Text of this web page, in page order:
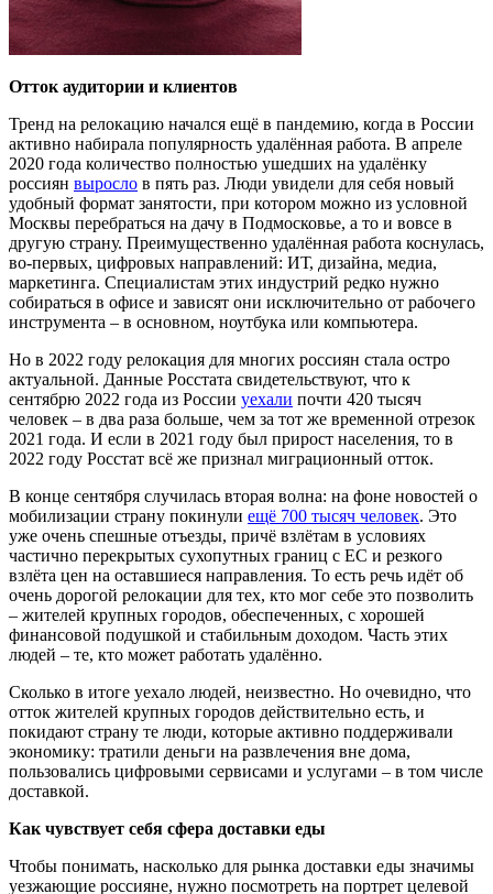
Отток аудитории и клиентов
Тренд на релокацию начался ещё в пандемию, когда в России
активно набирала популярность удалённая работа. В апреле
2020 года количество полностью ушедших на удалёнку
россиян выросло в пять раз. Люди увидели для себя новый
удобный формат занятости, при котором можно из условной
Москвы перебраться на дачу в Подмосковье, а то и вовсе в
другую страну. Преимущественно удалённая работа коснулась,
во-первых, цифровых направлений: ИТ, дизайна, медиа,
маркетинга. Специалистам этих индустрий редко нужно
собираться в офисе и зависят они исключительно от рабочего
инструмента – в основном, ноутбука или компьютера.
Но в 2022 году релокация для многих россиян стала остро
актуальной. Данные Росстата свидетельствуют, что к
сентябрю 2022 года из России уехали почти 420 тысяч
человек – в два раза больше, чем за тот же временной отрезок
2021 года. И если в 2021 году был прирост населения, то в
2022 году Росстат всё же признал миграционный отток.
В конце сентября случилась вторая волна: на фоне новостей о
мобилизации страну покинули ещё 700 тысяч человек. Это
уже очень спешные отъезды, причё взлётам в условиях
частично перекрытых сухопутных границ с ЕС и резкого
взлёта цен на оставшиеся направления. То есть речь идёт об
очень дорогой релокации для тех, кто мог себе это позволить
– жителей крупных городов, обеспеченных, с хорошей
финансовой подушкой и стабильным доходом. Часть этих
людей – те, кто может работать удалённо.
Сколько в итоге уехало людей, неизвестно. Но очевидно, что
отток жителей крупных городов действительно есть, и
покидают страну те люди, которые активно поддерживали
экономику: тратили деньги на развлечения вне дома,
пользовались цифровыми сервисами и услугами – в том числе
доставкой.
Как чувствует себя сфера доставки еды
Чтобы понимать, насколько для рынка доставки еды значимы
уезжающие россияне, нужно посмотреть на портрет целевой